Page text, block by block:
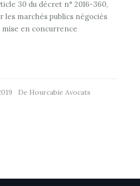
30 du décret n° 2016-360,
les marchés publics négociés
mise en concurrence
De Hourcabie Avocats